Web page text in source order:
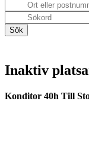
Inaktiv
Konditor 40h Till